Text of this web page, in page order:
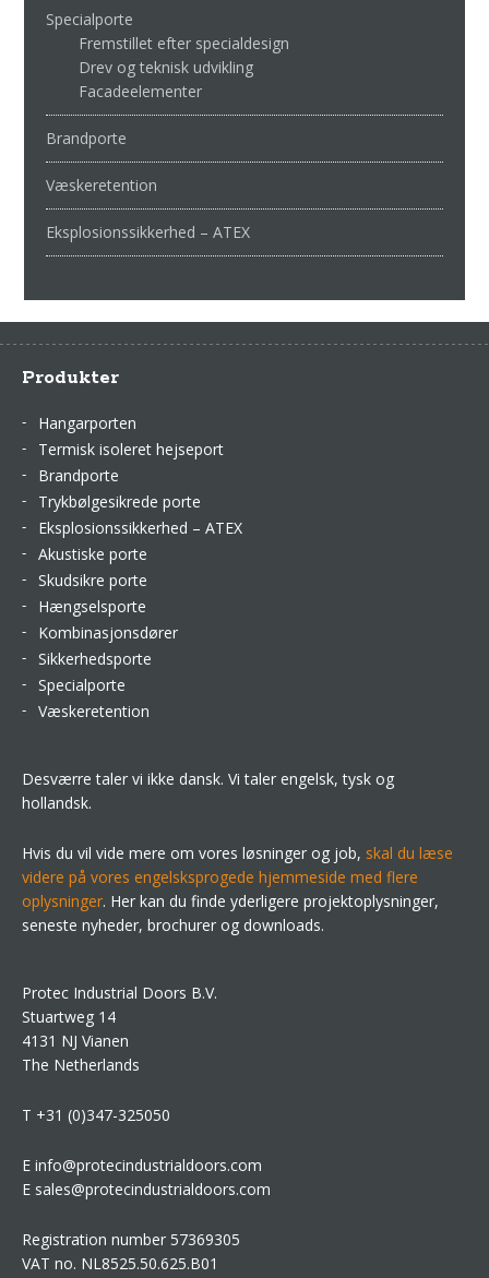
Specialporte
Fremstillet efter specialdesign
Drev og teknisk udvikling
Facadeelementer
Brandporte
Væskeretention
Eksplosionssikkerhed – ATEX
Produkter
Hangarporten
Termisk isoleret hejseport
Brandporte
Trykbølgesikrede porte
Eksplosionssikkerhed – ATEX
Akustiske porte
Skudsikre porte
Hængselsporte
Kombinasjonsdører
Sikkerhedsporte
Specialporte
Væskeretention
Desværre taler vi ikke dansk. Vi taler engelsk, tysk og
hollandsk.
Hvis du vil vide mere om vores løsninger og job, skal du læse
videre på vores engelsksprogede hjemmeside med flere
oplysninger. Her kan du finde yderligere projektoplysninger,
seneste nyheder, brochurer og downloads.
Protec Industrial Doors B.V.
Stuartweg 14
4131 NJ Vianen
The Netherlands
T +31 (0)347-325050
E info@protecindustrialdoors.com
E sales@protecindustrialdoors.com
Registration number 57369305
VAT no. NL8525.50.625.B01